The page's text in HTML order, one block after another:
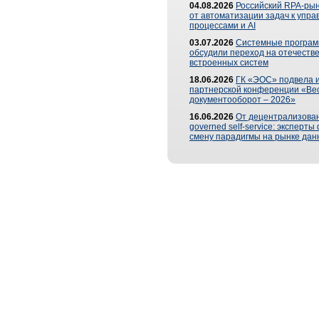
04.08.2026 Российский RPA-
от автоматизации задач к
процессами и AI
03.07.2026 Системные
обсудили переход на
встроенных систем
18.06.2026 ГК «ЭОС» подвела
партнерской конференции
документооборот – 2026»
16.06.2026 От
governed self-service: эксперты
смену парадигмы на рынке